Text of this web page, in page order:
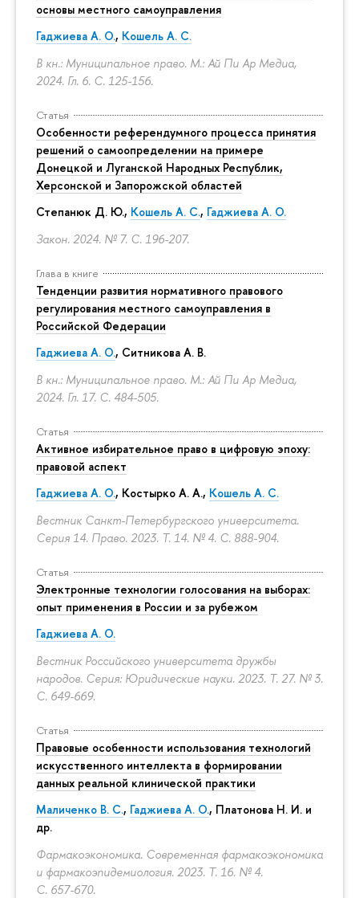
основы местного самоуправления
Гаджиева А. О., Кошель А. С.
В кн.: Муниципальное право. М.: Ай Пи Ар Медиа,
2024. Гл. 6. С. 125-156.
Статья
Особенности референдумного процесса принятия
решений о самоопределении на примере
Донецкой и Луганской Народных Республик,
Херсонской и Запорожской областей
Степанюк Д. Ю., Кошель А. С., Гаджиева А. О.
Закон. 2024. № 7. С. 196-207.
Глава в книге
Тенденции развития нормативного правового
регулирования местного самоуправления в
Российской Федерации
Гаджиева А. О., Ситникова А. В.
В кн.: Муниципальное право. М.: Ай Пи Ар Медиа,
2024. Гл. 17. С. 484-505.
Статья
Активное избирательное право в цифровую эпоху:
правовой аспект
Гаджиева А. О., Костырко А. А., Кошель А. С.
Вестник Санкт-Петербургского университета.
Серия 14. Право. 2023. Т. 14. № 4. С. 888-904.
Статья
Электронные технологии голосования на выборах:
опыт применения в России и за рубежом
Гаджиева А. О.
Вестник Российского университета дружбы
народов. Серия: Юридические науки. 2023. Т. 27. № 3.
С. 649-669.
Статья
Правовые особенности использования технологий
искусственного интеллекта в формировании
данных реальной клинической практики
Маличенко В. С., Гаджиева А. О., Платонова Н. И. и
др.
Фармакоэкономика. Современная фармакоэкономика
и фармакоэпидемиология. 2023. Т. 16. № 4.
С. 657-670.